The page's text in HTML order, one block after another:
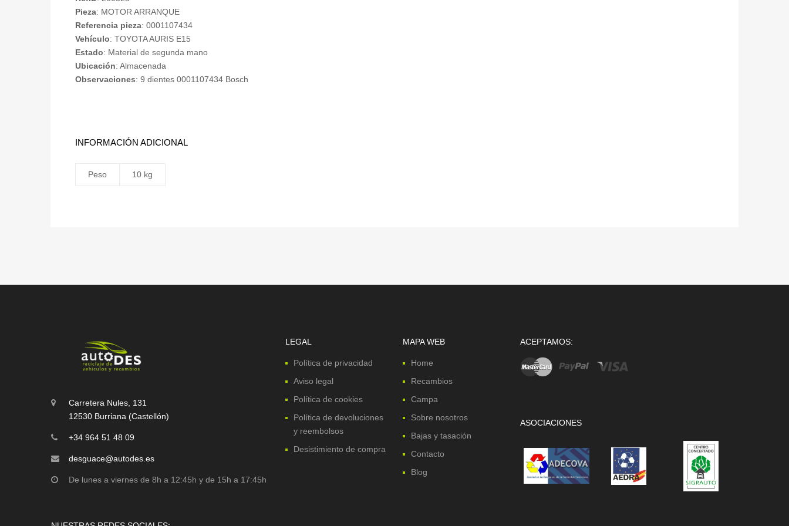
Pieza: MOTOR ARRANQUE
Referencia pieza: 0001107434
Vehículo: TOYOTA AURIS E15
Estado: Material de segunda mano
Ubicación: Almacenada
Observaciones: 9 dientes 0001107434 Bosch
INFORMACIÓN ADICIONAL
Peso 10 kg
Carretera Nules, 131
12530 Burriana (Castellón)
+34 964 51 48 09
desguace@autodes.es
De lunes a viernes de 8h a 12:45h y de 15h a 17:45h
LEGAL
Política de privacidad
Aviso legal
Política de cookies
Política de devoluciones
y reembolsos
Desistimiento de compra
MAPA WEB
Home
Recambios
Campa
Sobre nosotros
Bajas y tasación
Contacto
Blog
ACEPTAMOS:
ASOCIACIONES